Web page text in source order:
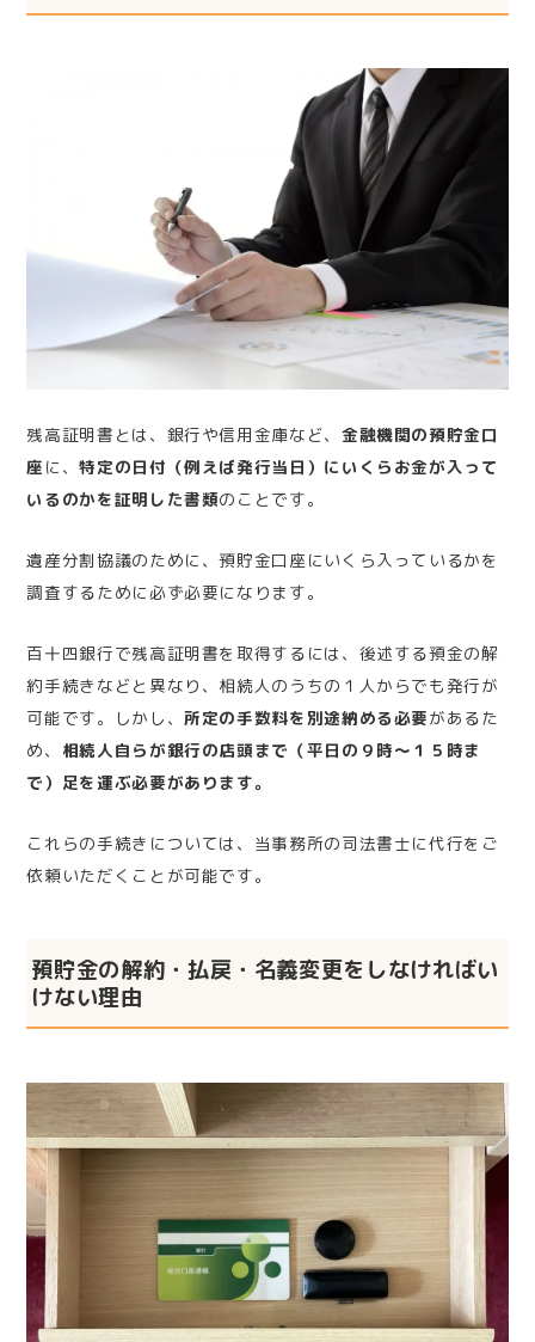
残高証明書とは、銀行や信用金庫など、 金融機関の預貯金口
座 に、特定の日付（例えば発行当日）にいくらお金が入って
いるのかを証明した書類のことです。
遺産分割協議のために、預貯金口座にいくら入っているかを
調査するために必ず必要になります。
百十四銀行で残高証明書を取得するには、後述する預金の解
約手続きなどと異なり、相続人のうちの１人からでも発行が
可能です。
しかし、所定の手数料を別途納める必要があるた
め、 相続人自らが銀行の店頭まで（平日の９時～１５時ま
で）足を運ぶ必要があります。
これらの手続きについては、当事務所の司法書士に代行をご
依頼いただくことが可能です。
預貯金の解約・払戻・名義変更をしなければい
けない理由